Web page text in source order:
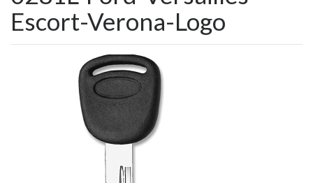
Escort-Verona-Logo